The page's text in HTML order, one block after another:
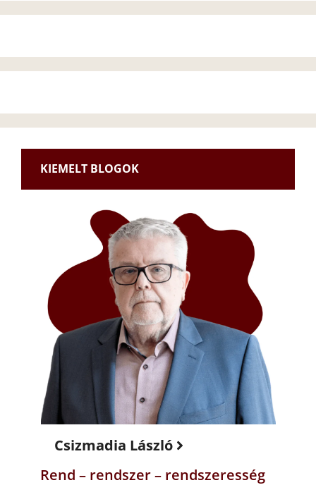
KIEMELT BLOGOK
Csizmadia László
Rend – rendszer – rendszeresség